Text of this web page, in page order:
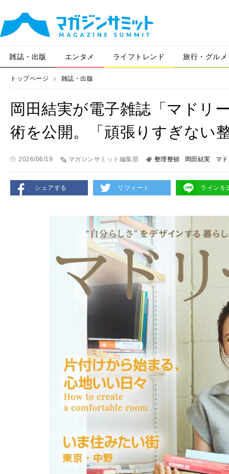
雑誌・出版 エンタメ ライフトレンド 旅行・グルメ
トップページ 雑誌・出版
岡田結実が電子雑誌「マドリ
術を公開。「頑張りすぎない
2026/06/19 マガジンサミット編集部 整理整頓 岡田結実 マ
シェアする リツィート ラインを